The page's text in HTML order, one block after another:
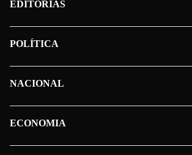
EDITORIAS
POLÍTICA
NACIONAL
ECONOMIA